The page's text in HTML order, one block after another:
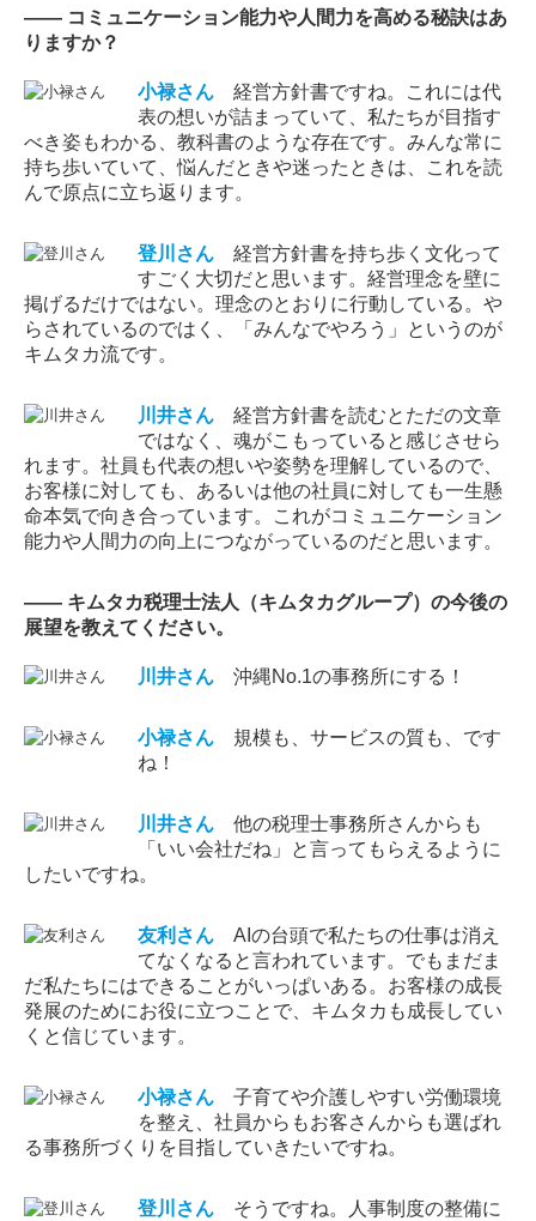
―― コミュニケーション能力や人間力を高める秘訣はあ
りますか？
小禄さん経営方針書ですね。これには代
表の想いが詰まっていて、私たちが目指す
べき姿もわかる、教科書のような存在です。みんな常に
持ち歩いていて、悩んだときや迷ったときは、これを読
んで原点に立ち返ります。
登川 さん経営方針書を持ち歩く文化って
すごく大切だと思います。経営理念を壁に
掲げるだけではない。理念のとおりに行動している。や
らされているのではく、「みんなでやろう」というのが
キムタカ流です。
川井さん経営方針書を読むとただの文章
ではなく、魂がこもっていると感じさせら
れます。社員も代表の想いや姿勢を理解しているので、
お客様に対しても、あるいは他の社員に対しても一生懸
命本気で向き合っています。これがコミュニケーション
能力や人間力の向上につながっているのだと思います。
―― キムタカ税理士法人（キムタカグループ）の今後の
展望を教えてください。
川井さん沖縄No.1の事務所にする！
小禄さん規模も、サービスの質も、です
ね！
川井さん他の税理士事務所さんからも
「いい会社だね」と言ってもらえるように
したいですね。
友利 さんAIの台頭で私たちの仕事は消え
てなくなると言われています。でもまだま
だ私たちにはできることがいっぱいある。お客様の成長
発展のためにお役に立つことで、キムタカも成長してい
くと信じています。
小禄さん子育てや介護しやすい労働環境
を整え、社員からもお客さんからも選ばれ
る事務所づくりを目指していきたいですね。
登川 さんそうですね。人事制度の整備に